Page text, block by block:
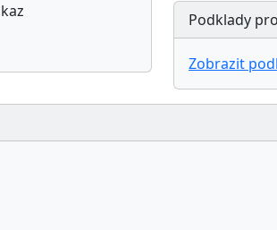
Podklady
Zobrazit